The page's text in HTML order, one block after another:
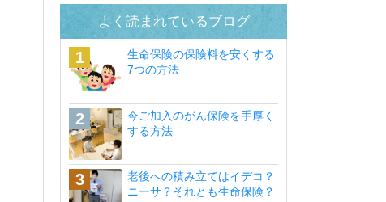
よく読まれているブログ
生命保険の保険料を安くする
7つの方法
今ご加入のがん保険を手厚く
する方法
老後への積み立てはイデコ？
ニーサ？それとも生命保険？